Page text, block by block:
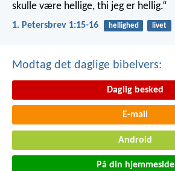
skulle være hellige, thi jeg er hellig.“
1. Petersbrev 1:15-16 hellighed livet
Modtag det daglige bibelvers:
Daglig besked
E-mail
Android
På din hjemmeside